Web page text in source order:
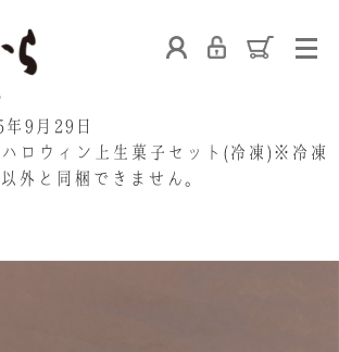
年9月29日
ウィン上生菓子セット(冷凍)※冷凍
外と同梱できません。